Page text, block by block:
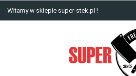
Witamy w sklepie super-stek.pl !